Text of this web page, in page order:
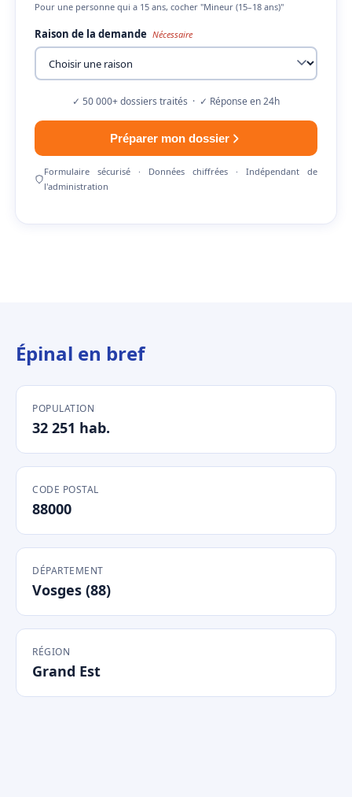
Pour une personne qui a 15 ans, cocher "Mineur (15–18 ans)"
Raison de la demande Nécessaire
✓ 50 000+ dossiers traités · ✓ Réponse en 24h
Préparer mon dossier
Formulaire sécurisé · Données chiffrées · Indépendant de
l'administration
Épinal en bref
POPULATION
32 251 hab.
CODE POSTAL
88000
DÉPARTEMENT
Vosges (88)
RÉGION
Grand Est